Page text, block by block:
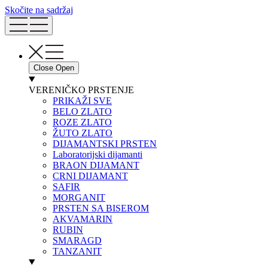
Skočite na sadržaj
Close Open
VERENIČKO PRSTENJE
PRIKAŽI SVE
BELO ZLATO
ROZE ZLATO
ŽUTO ZLATO
DIJAMANTSKI PRSTEN
Laboratorijski dijamanti
BRAON DIJAMANT
CRNI DIJAMANT
SAFIR
MORGANIT
PRSTEN SA BISEROM
AKVAMARIN
RUBIN
SMARAGD
TANZANIT